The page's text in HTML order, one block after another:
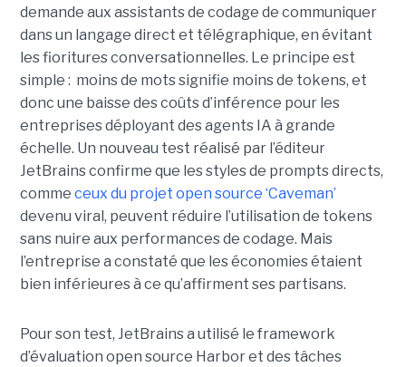
demande aux assistants de codage de communiquer
dans un langage direct et télégraphique, en évitant
les fioritures conversationnelles. Le principe est
simple : moins de mots signifie moins de tokens, et
donc une baisse des coûts d’inférence pour les
entreprises déployant des agents IA à grande
échelle. Un nouveau test réalisé par l’éditeur
JetBrains confirme que les styles de prompts directs,
comme ceux du projet open source ‘Caveman’
devenu viral, peuvent réduire l’utilisation de tokens
sans nuire aux performances de codage. Mais
l’entreprise a constaté que les économies étaient
bien inférieures à ce qu’affirment ses partisans.
Pour son test, JetBrains a utilisé le framework
d’évaluation open source Harbor et des tâches